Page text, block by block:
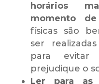
horários
momento
físicas são
ser
para evitar
prejudique o
Ler para as